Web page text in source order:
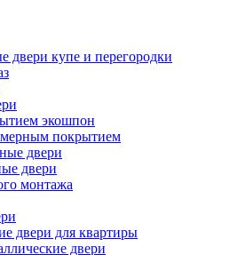
двери купе и перегородки
экошпон
покрытием
двери
двери
монтажа
двери для квартиры
двери